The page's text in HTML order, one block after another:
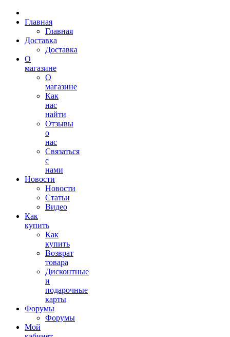
Главная
Главная
Доставка
Доставка
О
магазине
О
магазине
Как
нас
найти
Отзывы
о
нас
Связаться
с
нами
Новости
Новости
Статьи
Видео
Как
купить
Как
купить
Возврат
товара
Дисконтные
и
подарочные
карты
Форумы
Форумы
Мой